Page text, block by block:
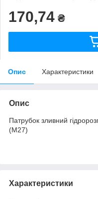
170,74 ₴
Опис Характеристики
Опис
Патрубок зливний
(М27)
Характеристики